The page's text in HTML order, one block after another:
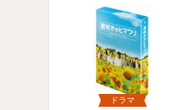
ドラマ